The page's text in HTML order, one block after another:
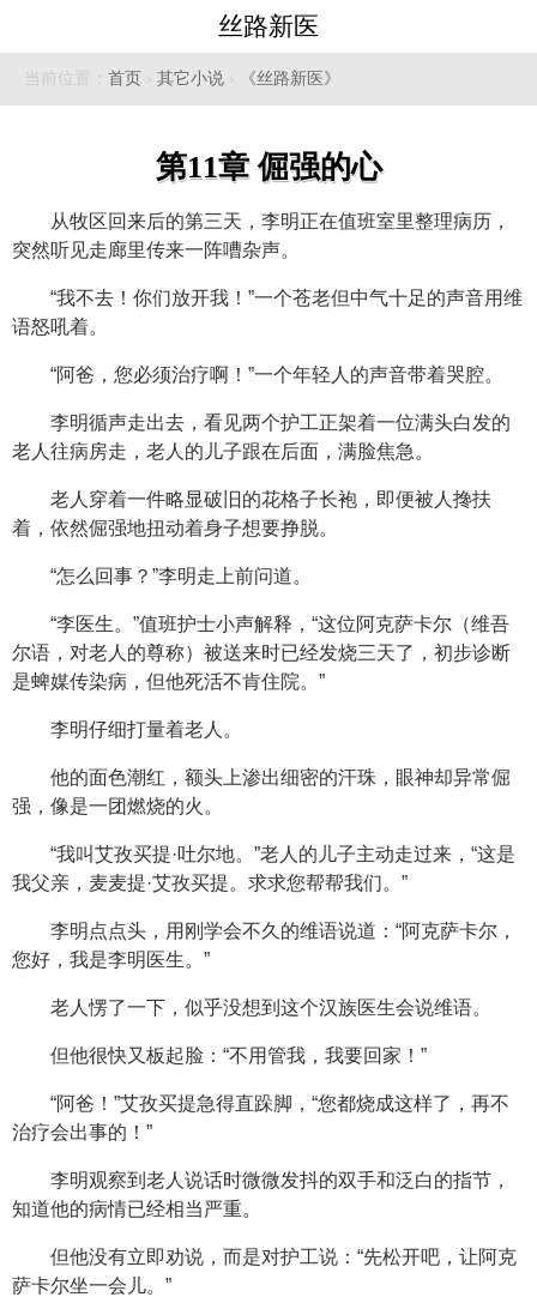
丝路新医
当前位置： 首页 › 其它小说 › 《丝路新医》
第11章 倔强的心
从牧区回来后的第三天，李明正在值班室里整理病历，
突然听见走廊里传来一阵嘈杂声。
“我不去！你们放开我！”一个苍老但中气十足的声音用维
语怒吼着。
“阿爸，您必须治疗啊！”一个年轻人的声音带着哭腔。
李明循声走出去，看见两个护工正架着一位满头白发的
老人往病房走，老人的儿子跟在后面，满脸焦急。
老人穿着一件略显破旧的花格子长袍，即便被人搀扶
着，依然倔强地扭动着身子想要挣脱。
“怎么回事？”李明走上前问道。
“李医生。”值班护士小声解释，“这位阿克萨卡尔（维吾
尔语，对老人的尊称）被送来时已经发烧三天了，初步诊断
是蜱媒传染病，但他死活不肯住院。”
李明仔细打量着老人。
他的面色潮红，额头上渗出细密的汗珠，眼神却异常倔
强，像是一团燃烧的火。
“我叫艾孜买提·吐尔地。”老人的儿子主动走过来，“这是
我父亲，麦麦提·艾孜买提。求求您帮帮我们。”
李明点点头，用刚学会不久的维语说道：“阿克萨卡尔，
您好，我是李明医生。”
老人愣了一下，似乎没想到这个汉族医生会说维语。
但他很快又板起脸：“不用管我，我要回家！”
“阿爸！”艾孜买提急得直跺脚，“您都烧成这样了，再不
治疗会出事的！”
李明观察到老人说话时微微发抖的双手和泛白的指节，
知道他的病情已经相当严重。
但他没有立即劝说，而是对护工说：“先松开吧，让阿克
萨卡尔坐一会儿。”